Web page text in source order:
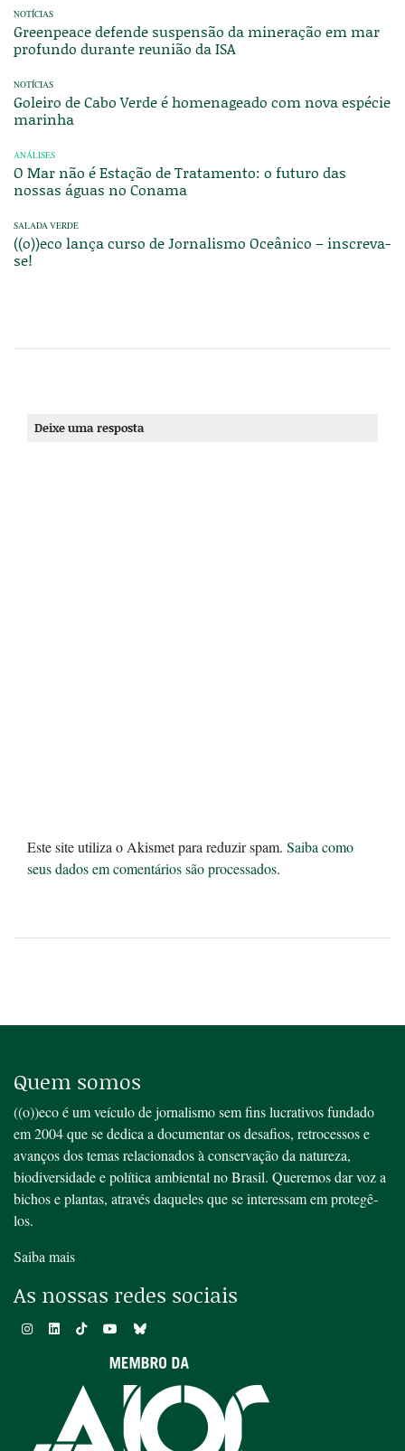
NOTÍCIAS
Greenpeace defende suspensão da mineração em mar
profundo durante reunião da ISA
NOTÍCIAS
Goleiro de Cabo Verde é homenageado com nova espécie
marinha
ANÁLISES
O Mar não é Estação de Tratamento: o futuro das
nossas águas no Conama
SALADA VERDE
((o))eco lança curso de Jornalismo Oceânico – inscreva-
se!
Deixe uma resposta
Este site utiliza o Akismet para reduzir spam. Saiba como
seus dados em comentários são processados.
Quem somos
((o))eco é um veículo de jornalismo sem fins lucrativos fundado
em 2004 que se dedica a documentar os desafios, retrocessos e
avanços dos temas relacionados à conservação da natureza,
biodiversidade e política ambiental no Brasil. Queremos dar voz a
bichos e plantas, através daqueles que se interessam em protegê-
los.
Saiba mais
As nossas redes sociais